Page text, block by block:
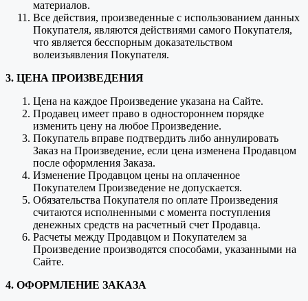
материалов.
Все действия, произведенные с использованием данных
Покупателя, являются действиями самого Покупателя,
что является бесспорным доказательством
волеизъявления Покупателя.
3. ЦЕНА ПРОИЗВЕДЕНИЯ
Цена на каждое Произведение указана на Сайте.
Продавец имеет право в одностороннем порядке
изменить цену на любое Произведение.
Покупатель вправе подтвердить либо аннулировать
Заказ на Произведение, если цена изменена Продавцом
после оформления Заказа.
Изменение Продавцом цены на оплаченное
Покупателем Произведение не допускается.
Обязательства Покупателя по оплате Произведения
считаются исполненными с момента поступления
денежных средств на расчетный счет Продавца.
Расчеты между Продавцом и Покупателем за
Произведение производятся способами, указанными на
Сайте.
4. ОФОРМЛЕНИЕ ЗАКАЗА